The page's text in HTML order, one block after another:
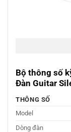
Bộ thông số
Đàn Guitar
THÔNG SỐ
Model
Dòng đàn